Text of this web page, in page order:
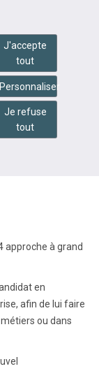
approche à grand
en
afin de lui faire
ou dans
J'accepte
tout
Personnaliser
Je refuse
tout